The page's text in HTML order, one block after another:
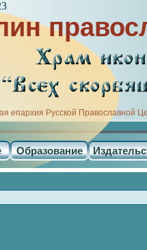
епархия Русской Православной
Образование